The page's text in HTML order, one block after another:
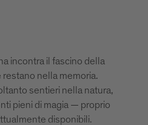
incontra il fascino della
restano nella memoria.
sentieri nella natura,
pieni di magia — proprio
disponibili.